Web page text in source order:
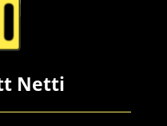
Netti